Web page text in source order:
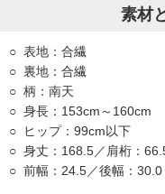
素材
表地：合繊
裏地：合繊
柄：南天
身長：153cm～160cm
ヒップ：99cm以下
身丈：168.5／肩桁：
前幅：24.5／後幅：30.0